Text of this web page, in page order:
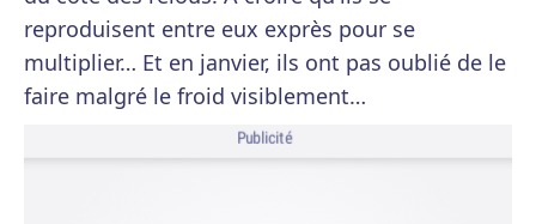
reproduisent entre eux exprès pour se
multiplier… Et en janvier, ils ont pas oublié de le
faire malgré le froid visiblement…
Publicité